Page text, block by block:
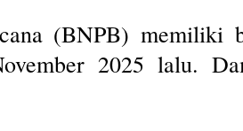
(BNPB) memiliki
2025 lalu.